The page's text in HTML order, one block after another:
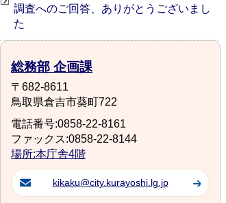
調査へのご回答、ありがとうございまし
た
総務部 企画課
〒682-8611
鳥取県倉吉市葵町722
電話番号:0858-22-8161
ファックス:0858-22-8144
場所:本庁舎4階
kikaku@city.kurayoshi.lg.jp